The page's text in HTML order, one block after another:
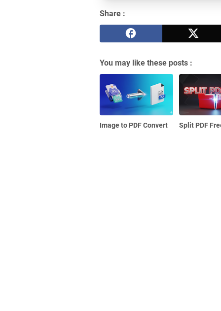
Share :
You may like these posts :
Image to PDF Convert Split PDF